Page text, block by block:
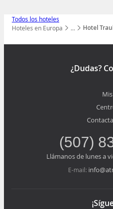
Todos los hoteles
…
Mostrar todos
Hoteles en Europa Hotel
¿Dudas?
(507)
Llámanos de lunes a
E-mail: